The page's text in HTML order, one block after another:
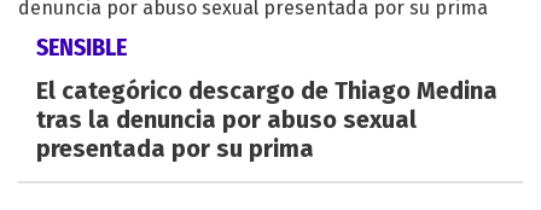
SENSIBLE
El categórico descargo de Thiago Medina
tras la denuncia por abuso sexual
presentada por su prima